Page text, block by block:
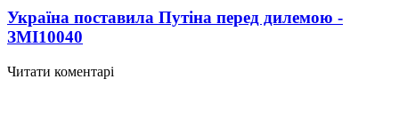
Україна поставила Путіна перед дилемою -
ЗМІ10040
Читати коментарі